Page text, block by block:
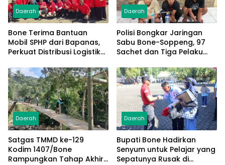
Daerah
Bone Terima Bantuan
Mobil SPHP dari Bapanas,
Perkuat Distribusi Logistik
Daerah
Polisi Bongkar Jaringan
Sabu Bone-Soppeng, 97
Sachet dan Tiga Pelaku
Daerah
Satgas TMMD ke-129
Kodim 1407/Bone
Rampungkan Tahap Akhir
Daerah
Bupati Bone Hadirkan
Senyum untuk Pelajar yang
Sepatunya Rusak di